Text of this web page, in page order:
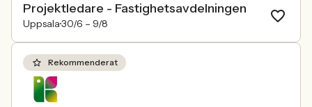
Projektledare - Fastighetsavdelningen
Uppsala30/6 – 9/8
Rekommenderat